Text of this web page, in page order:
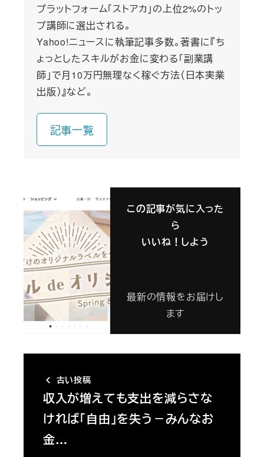
プラットフォーム「ストアカ」の上位2%のトッ
プ講師に選出される。
Yahoo!ニュースに執筆記事多数。著書に『ち
ょっとしたスキルがお金に変わる「副業講
師」で月10万円無理なく稼ぐ方法（日本実業
出版）』など。
記事一覧
この記事が気に入った
ら
いいね！しよう
最新の情報をお届けし
ます
古い投稿
収入が増えても支出を減らさな
ければ「自由」を失う－みんなお
金…